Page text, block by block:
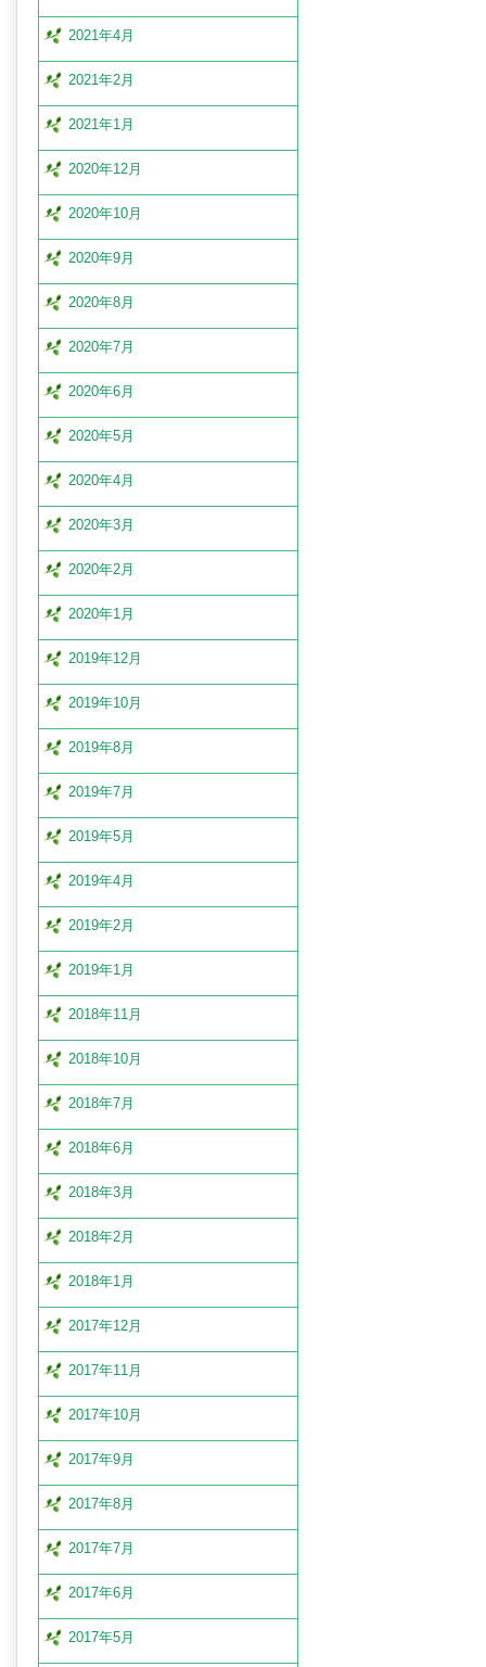
2021年4月
2021年2月
2021年1月
2020年12月
2020年10月
2020年9月
2020年8月
2020年7月
2020年6月
2020年5月
2020年4月
2020年3月
2020年2月
2020年1月
2019年12月
2019年10月
2019年8月
2019年7月
2019年5月
2019年4月
2019年2月
2019年1月
2018年11月
2018年10月
2018年7月
2018年6月
2018年3月
2018年2月
2018年1月
2017年12月
2017年11月
2017年10月
2017年9月
2017年8月
2017年7月
2017年6月
2017年5月